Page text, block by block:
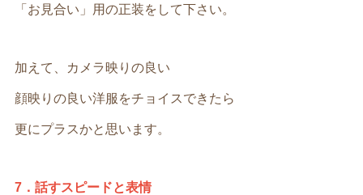
「お見合い」用の正装をして下さい。
加えて、カメラ映りの良い
顔映りの良い洋服をチョイスできたら
更にプラスかと思います。
7．話すスピードと表情